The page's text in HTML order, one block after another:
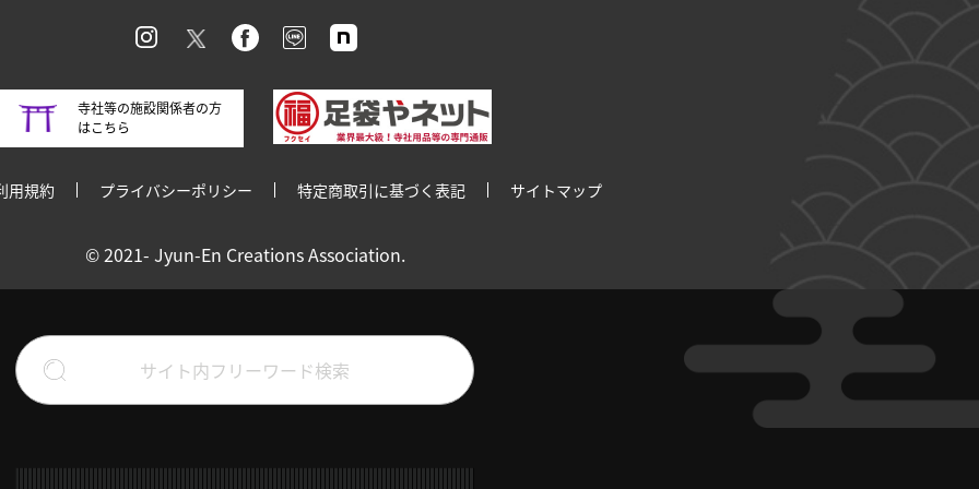
寺社等の施設関係者の方
はこちら
用規約 プライバシーポリシー 特定商取引に基づく表記 サイトマップ
© 2021- Jyun-En Creations Association.